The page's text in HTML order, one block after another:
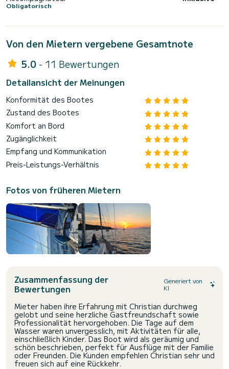
Obligatorisch
Von den Mietern vergebene Gesamtnote
5.0 - 11 Bewertungen
Detailansicht der Meinungen
Konformität des Bootes
Zustand des Bootes
Komfort an Bord
Zugänglichkeit
Empfang und Kommunikation
Preis-Leistungs-Verhältnis
Fotos von früheren Mietern
Zusammenfassung der
Bewertungen
Generiert von
KI
Mieter haben ihre Erfahrung mit Christian durchweg
gelobt und seine herzliche Gastfreundschaft sowie
Professionalität hervorgehoben. Die Tage auf dem
Wasser waren unvergesslich, mit Aktivitäten für alle,
einschließlich Kinder. Das Boot wird als geräumig und
schön beschrieben, perfekt für Ausflüge mit der Familie
oder Freunden. Die Kunden empfehlen Christian sehr und
freuen sich auf eine Rückkehr.